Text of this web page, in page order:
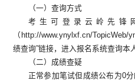
（一）查询方式
考生可登录云岭先锋
（http://www.ynylxf.cn/
绩查询”链接，进入报名系统查询本
（二）成绩查疑
正常参加笔试但成绩公布为0